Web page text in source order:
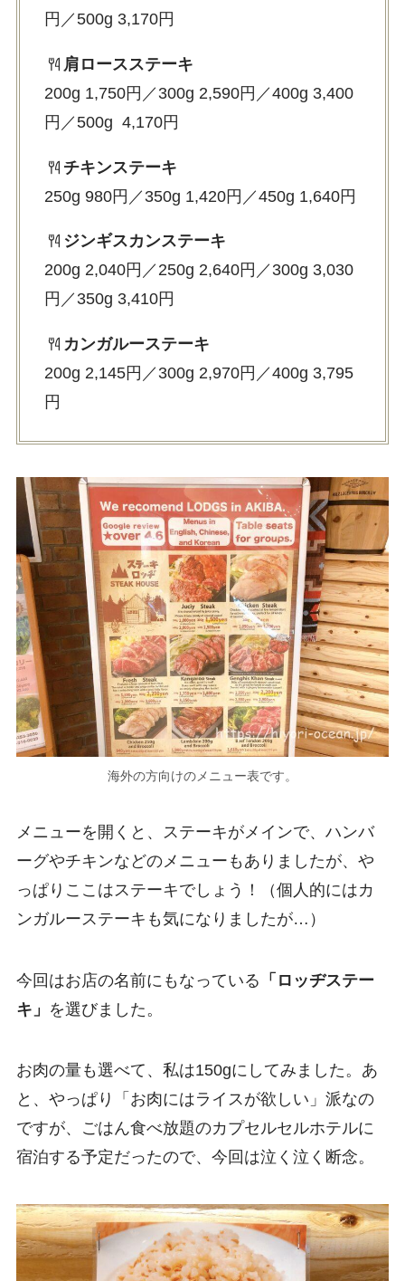
円／500g 3,170円
肩ロースステーキ
200g 1,750円／300g 2,590円／400g 3,400
円／500g 4,170円
チキンステーキ
250g 980円／350g 1,420円／450g 1,640円
ジンギスカンステーキ
200g 2,040円／250g 2,640円／300g 3,030
円／350g 3,410円
カンガルーステーキ
200g 2,145円／300g 2,970円／400g 3,795
円
海外の方向けのメニュー表です。
メニューを開くと、ステーキがメインで、ハンバ
ーグやチキンなどのメニューもありましたが、や
っぱりここはステーキでしょう！（個人的にはカ
ンガルーステーキも気になりましたが…）
今回はお店の名前にもなっている 「ロッヂステー
キ」 を選びました。
お肉の量も選べて、私は150gにしてみました。あ
と、やっぱり「お肉にはライスが欲しい」派なの
ですが、ごはん食べ放題のカプセルセルホテルに
宿泊する予定だったので、今回は泣く泣く断念。